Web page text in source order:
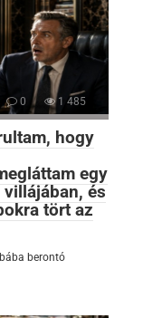
0 1 485
hogy
egy
és
tört az
berontó